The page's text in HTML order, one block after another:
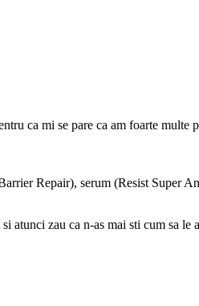
ca mi se pare ca am foarte multe
Repair), serum (Resist Super
atunci zau ca n-as mai sti cum sa le